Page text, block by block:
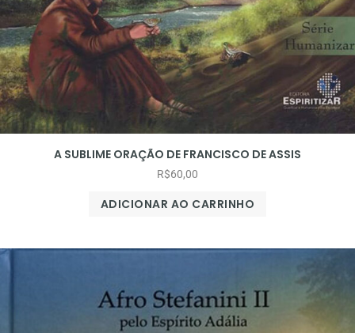
A SUBLIME ORAÇÃO DE FRANCISCO DE ASSIS
R$60,00
ADICIONAR AO CARRINHO